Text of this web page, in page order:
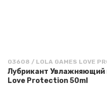
03608 / LOLA GAMES LOVE
Лубрикант Увлажняющий
Love Protection 50ml